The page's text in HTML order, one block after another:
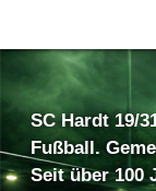
SC Hardt 19/
Fußball.
Seit über 100